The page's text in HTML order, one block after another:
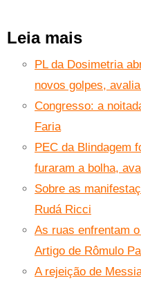
Leia mais
PL da Dosimetria
novos golpes,
Congresso: a
Faria
PEC da Blindagem
furaram a bolha,
Sobre as
Rudá Ricci
As ruas enfrentam
Artigo de Rômulo
A rejeição de